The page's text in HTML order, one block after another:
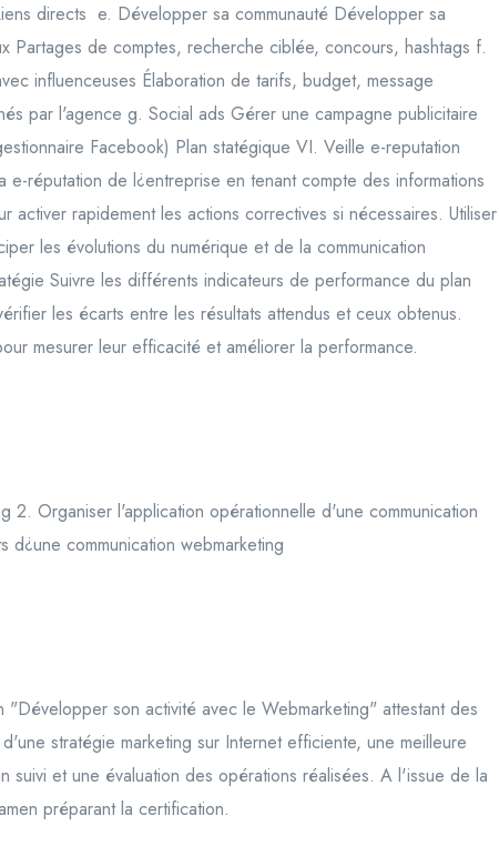
directs e. Développer sa communauté Développer sa
Partages de comptes, recherche ciblée, concours, hashtags f.
influenceuses Élaboration de tarifs, budget, message
par l'agence g. Social ads Gérer une campagne publicitaire
Facebook) Plan statégique VI. Veille e-reputation
réputation de l¿entreprise en tenant compte des informations
activer rapidement les actions correctives si nécessaires. Utiliser
les évolutions du numérique et de la communication
Suivre les différents indicateurs de performance du plan
les écarts entre les résultats attendus et ceux obtenus.
mesurer leur efficacité et améliorer la performance.
2. Organiser l'application opérationnelle d'une communication
d¿une communication webmarketing
son activité avec le Webmarketing" attestant des
stratégie marketing sur Internet efficiente, une meilleure
suivi et une évaluation des opérations réalisées. A l'issue de la
préparant la certification.